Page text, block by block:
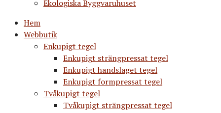
Ekologiska Byggvaruhuset
Hem
Webbutik
Enkupigt tegel
Enkupigt strängpressat tegel
Enkupigt handslaget tegel
Enkupigt formpressat tegel
Tvåkupigt tegel
Tvåkupigt strängpressat tegel